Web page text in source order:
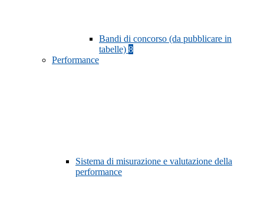
Bandi di concorso (da pubblicare in
tabelle) 8
Performance
Sistema di misurazione e valutazione della
performance